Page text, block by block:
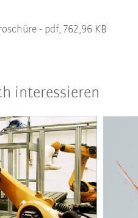
- pdf, 762,96 KB
interessieren